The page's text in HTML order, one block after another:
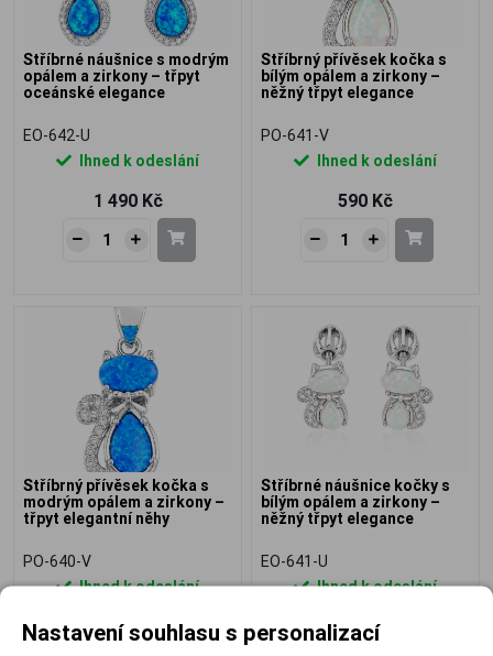
Stříbrné náušnice s modrým
opálem a zirkony – třpyt
oceánské elegance
EO-642-U
Ihned k odeslání
1 490 Kč
Stříbrný přívěsek kočka s
bílým opálem a zirkony –
něžný třpyt elegance
PO-641-V
Ihned k odeslání
590 Kč
Stříbrný přívěsek kočka s
modrým opálem a zirkony –
třpyt elegantní něhy
PO-640-V
Ihned k odeslání
590 Kč
Stříbrné náušnice kočky s
bílým opálem a zirkony –
něžný třpyt elegance
EO-641-U
Ihned k odeslání
870 Kč
Nastavení souhlasu s personalizací